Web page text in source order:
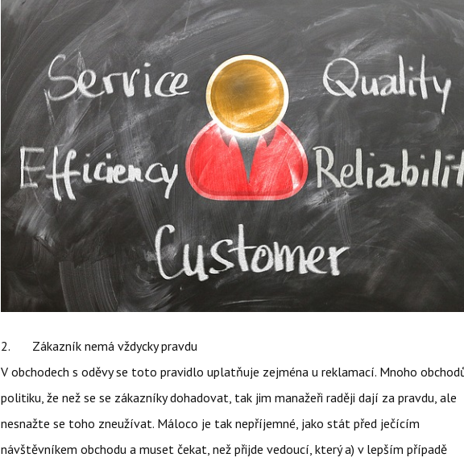
2. Zákazník nemá vždycky pravdu
V obchodech s oděvy se toto pravidlo uplatňuje zejména u reklamací. Mnoho
politiku, že než se se zákazníky dohadovat, tak jim manažeři raději dají za pravdu, ale
nesnažte se toho zneužívat. Máloco je tak nepříjemné, jako stát před ječícím
návštěvníkem obchodu a muset čekat, než přijde vedoucí, který a) v lepším případě